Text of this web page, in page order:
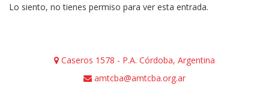
Lo siento, no tienes permiso para ver esta entrada.
Caseros 1578 - P.A. Córdoba, Argentina
amtcba@amtcba.org.ar